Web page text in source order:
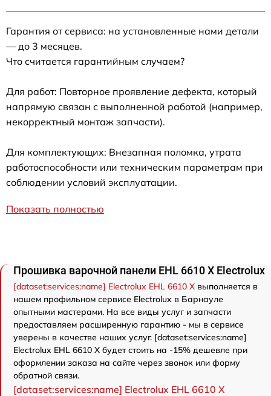
Гарантия от сервиса: на установленные нами детали
— до 3 месяцев.
Что считается гарантийным случаем?
Для работ: Повторное проявление дефекта, который
напрямую связан с выполненной работой (например,
некорректный монтаж запчасти).
Для комплектующих: Внезапная поломка, утрата
работоспособности или техническим параметрам при
соблюдении условий эксплуатации.
Показать полностью
Прошивка варочной панели EHL 6610 X Electrolux
[dataset:services:name] Electrolux EHL 6610 X выполняется в
нашем профильном сервисе Electrolux в Барнауле
опытными мастерами. На все виды услуг и запчасти
предоставляем расширенную гарантию - мы в сервисе
уверены в качестве наших услуг. [dataset:services:name]
Electrolux EHL 6610 X будет стоить на -15% дешевле при
оформлении заказа на сайте через звонок или форму
обратной связи.
[dataset:services:name] Electrolux EHL 6610 X